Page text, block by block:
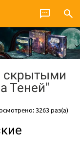
скрытыми
Теней"
3263 раз(а)